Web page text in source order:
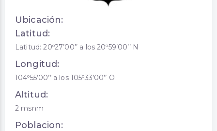
Ubicación:
Latitud:
Latitud: 20º27’00’’ a los 20º59’00’’ N
Longitud:
104º55’00’’ a los 105º33’00’’ O
Altitud:
2 msnm
Poblacion: